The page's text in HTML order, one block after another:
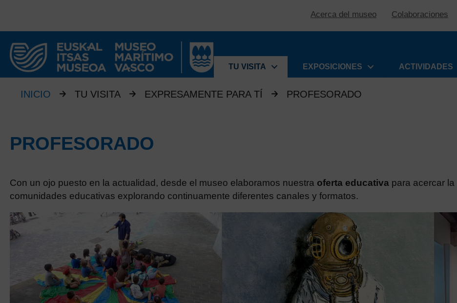
Acerca del museo Colaboraciones
TU VISITA
EXPOSICIONES ACTIVIDADES
INICIO TU VISITA EXPRESAMENTE PARA TÍ PROFESORADO
PROFESORADO
Con un ojo puesto en la actualidad, desde el museo elaboramos nuestra oferta educativa para acercar
comunidades educativas explorando continuamente diferentes canales y formatos.